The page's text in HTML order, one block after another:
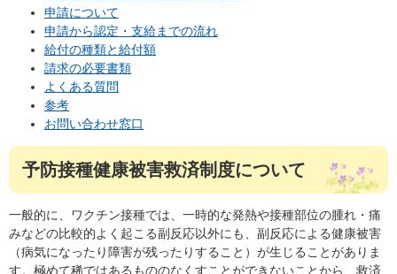
申請について
申請から認定・支給までの流れ
給付の種類と給付額
請求の必要書類
よくある質問
参考
お問い合わせ窓口
予防接種健康被害救済制度について
一般的に、ワクチン接種では、一時的な発熱や接種部位の腫れ・痛
みなどの比較的よく起こる副反応以外にも、副反応による健康被害
（病気になったり障害が残ったりすること）が生じることがありま
す。極めて稀ではあるもののなくすことができないことから、救済